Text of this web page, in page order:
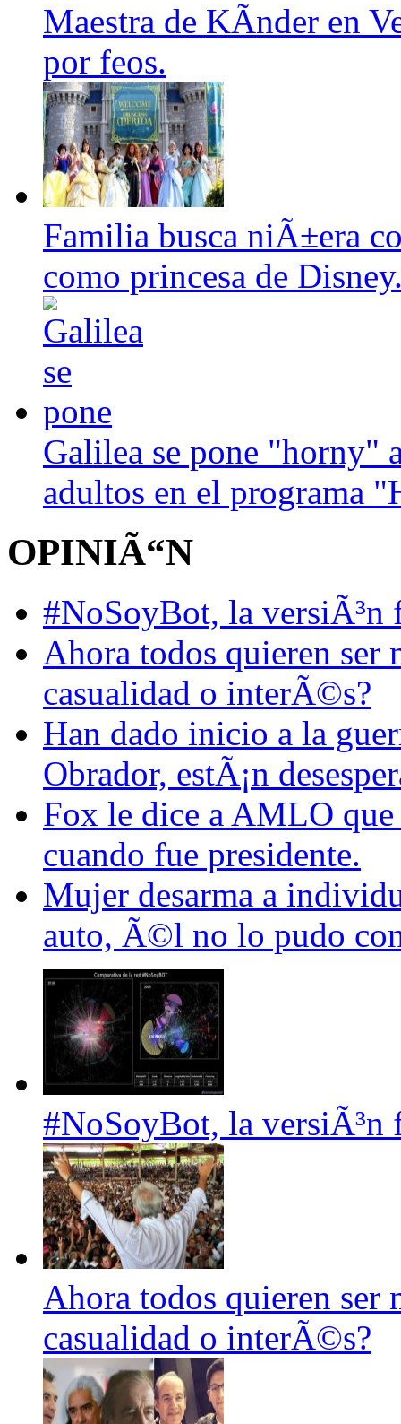
Maestra de KÃ­nder en
por feos.
Familia busca niÃ±era
como princesa de
Galilea se pone "horny"
adultos en el programa
OPINIÃ“N
#NoSoyBot, la
Ahora todos quieren ser
casualidad o interÃ©s?
Han dado inicio a la
Obrador, estÃ¡n
Fox le dice a AMLO
cuando fue presidente.
Mujer desarma a
auto, Ã©l no lo pudo
#NoSoyBot, la
Ahora todos quieren ser
casualidad o interÃ©s?